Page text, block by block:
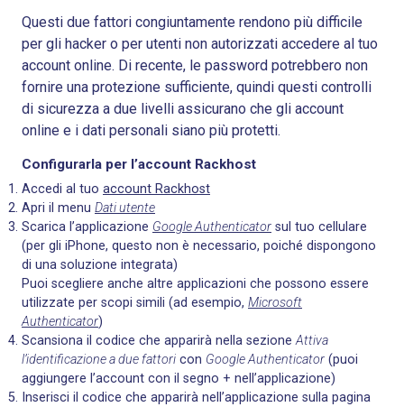
Questi due fattori congiuntamente rendono più difficile
per gli hacker o per utenti non autorizzati accedere al tuo
account online. Di recente, le password potrebbero non
fornire una protezione sufficiente, quindi questi controlli
di sicurezza a due livelli assicurano che gli account
online e i dati personali siano più protetti.
Configurarla per l’account Rackhost
Accedi al tuo account Rackhost
Apri il menu Dati utente
Scarica l’applicazione Google Authenticator sul tuo cellulare
(per gli iPhone, questo non è necessario, poiché dispongono
di una soluzione integrata)
Puoi scegliere anche altre applicazioni che possono essere
utilizzate per scopi simili (ad esempio, Microsoft
Authenticator)
Scansiona il codice che apparirà nella sezioneAttiva
l’identificazione a due fattori con Google Authenticator (puoi
aggiungere l’account con il segno + nell’applicazione)
Inserisci il codice che apparirà nell’applicazione sulla pagina